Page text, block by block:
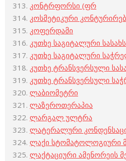
კონტრფორსი (ფრ
კოსმეტიკური
კოფერდამი
კუთხე საგიტალური
კუთხე საგიტალური
კუთხე ტრანსვერსული
კუთხე ტრანსვერსული
ლაბიომეტრი
ლაზეროთერაპია
ლარგალ ულტრა
ლატერალური
ლაქი სტომატოლოგიური
ლაქტაციური ამენორეის